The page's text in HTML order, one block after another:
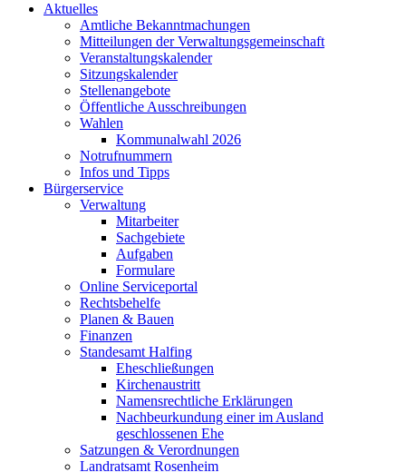
Aktuelles
Amtliche Bekanntmachungen
Mitteilungen der Verwaltungsgemeinschaft
Veranstaltungskalender
Sitzungskalender
Stellenangebote
Öffentliche Ausschreibungen
Wahlen
Kommunalwahl 2026
Notrufnummern
Infos und Tipps
Bürgerservice
Verwaltung
Mitarbeiter
Sachgebiete
Aufgaben
Formulare
Online Serviceportal
Rechtsbehelfe
Planen & Bauen
Finanzen
Standesamt Halfing
Eheschließungen
Kirchenaustritt
Namensrechtliche Erklärungen
Nachbeurkundung einer im Ausland
geschlossenen Ehe
Satzungen & Verordnungen
Landratsamt Rosenheim